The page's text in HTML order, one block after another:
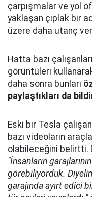
çarpışmalar ve yol
yaklaşan çıplak bir
üzere daha utanç
Hatta bazı
görüntüleri
daha sonra bunları
paylaştıkları da
Eski bir Tesla
bazı videoların
olabileceğini belirtti.
"İnsanların
görebiliyorduk.
garajında ayırt edici